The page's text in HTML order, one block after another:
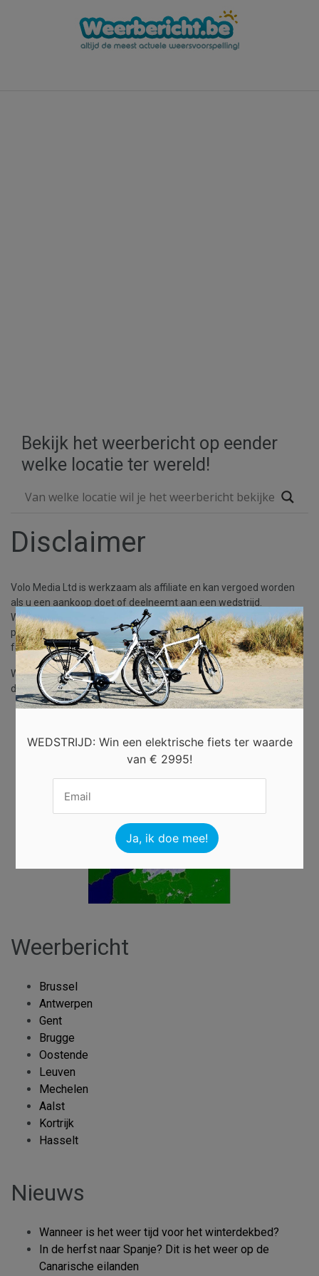
Bekijk het weerbericht op eender
welke locatie ter wereld!
Disclaimer
Volo Media Ltd is werkzaam als affiliate en kan vergoed worden
als u een aankoop doet of deelneemt aan een wedstrijd.
Wij doen steeds ons best om zo juist mogelijke informatie te
publiceren, maar wij zijn niet verantwoordelijk voor eventuele
foutieve informatie op deze website.
Wij kunnen tevens ook niet verantwoordelijk gesteld worden voor
de inhoud van de sites waarnaar wij verwijzen.
Buienradar
Weerbericht
Brussel
Antwerpen
Gent
Brugge
Oostende
Leuven
Mechelen
Aalst
Kortrijk
Hasselt
Nieuws
Wanneer is het weer tijd voor het winterdekbed?
In de herfst naar Spanje? Dit is het weer op de
Canarische eilanden
WEDSTRIJD: Win een elektrische fiets ter waarde
van € 2995!
×